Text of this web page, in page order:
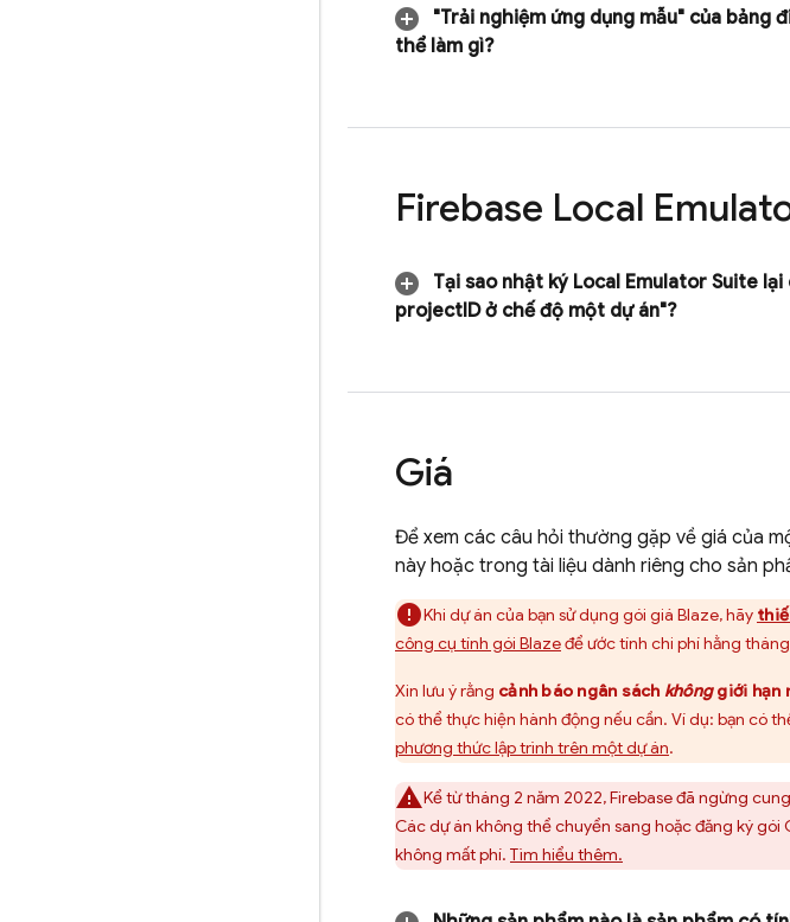
"Trải nghiệm ứng dụng mẫu" của bảng
thể làm gì?
Firebase Local
Tại sao nhật ký Local Emulator Suite lại
projectID ở chế độ một dự án"?
Giá
Để xem các câu hỏi thường gặp về giá của
này hoặc trong tài liệu dành riêng cho sản
Khi dự án của bạn sử dụng gói giá Blaze, hãy
công cụ tính gói Blazeđể ước tính chi phí hằng
Xin lưu ý rằng cảnh báo ngân sách khônggiới hạn
có thể thực hiện hành động nếu cần. Ví dụ: bạn có
phương thức lập trình trên một dự án.
Kể từ tháng 2 năm 2022, Firebase đã ngừng
Các dự án không thể chuyển sang hoặc đăng ký
không mất phí. Tìm hiểu thêm.